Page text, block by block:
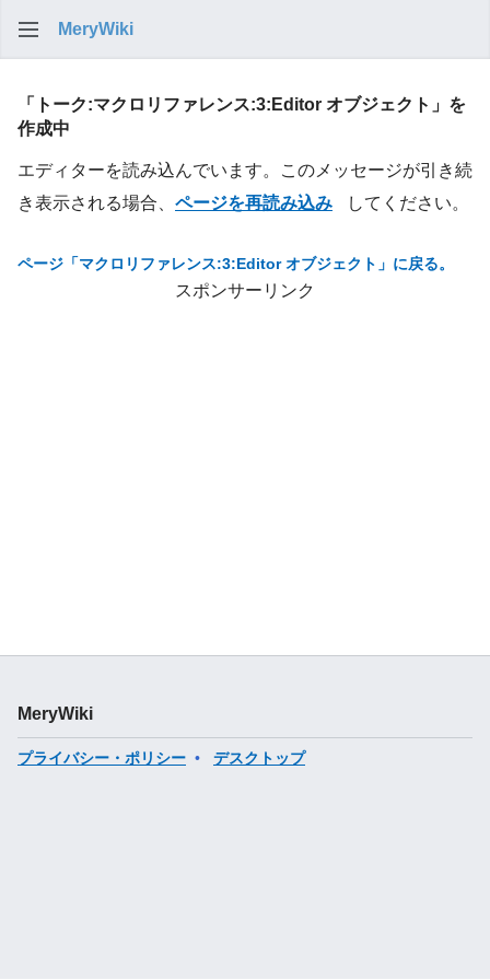
MeryWiki
「トーク:マクロリファレンス:3:Editor オブジェクト」を
作成中
エディターを読み込んでいます。このメッセージが引き続
き表示される場合、 ページを再読み込み してください。
ページ「マクロリファレンス:3:Editor オブジェクト」に戻る。
スポンサーリンク
MeryWiki
プライバシー・ポリシー デスクトップ